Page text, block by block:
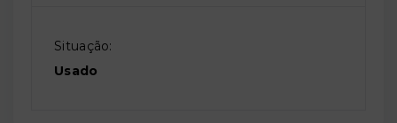
Situação:
Usado